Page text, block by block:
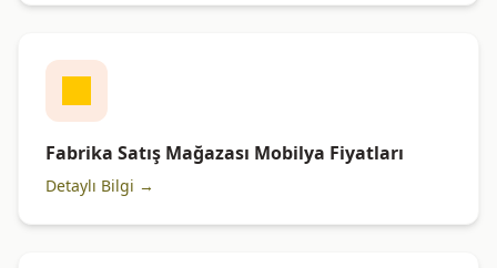
Fabrika Satış Mağazası Mobilya Fiyatları
Detaylı Bilgi →